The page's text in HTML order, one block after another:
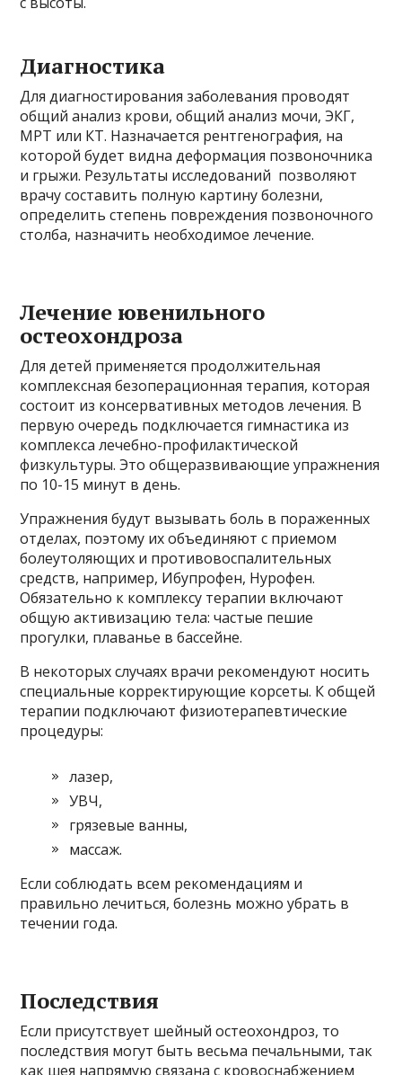
Диагностика
Для диагностирования заболевания проводят
общий анализ крови, общий анализ мочи, ЭКГ,
МРТ или КТ. Назначается рентгенография, на
которой будет видна деформация позвоночника
и грыжи. Результаты исследований позволяют
врачу составить полную картину болезни,
определить степень повреждения позвоночного
столба, назначить необходимое лечение.
Лечение ювенильного
остеохондроза
Для детей применяется продолжительная
комплексная безоперационная терапия, которая
состоит из консервативных методов лечения. В
первую очередь подключается гимнастика из
комплекса лечебно-профилактической
физкультуры. Это общеразвивающие упражнения
по 10-15 минут в день.
Упражнения будут вызывать боль в пораженных
отделах, поэтому их объединяют с приемом
болеутоляющих и противовоспалительных
средств, например, Ибупрофен, Нурофен.
Обязательно к комплексу терапии включают
общую активизацию тела: частые пешие
прогулки, плаванье в бассейне.
В некоторых случаях врачи рекомендуют носить
специальные корректирующие корсеты. К общей
терапии подключают физиотерапевтические
процедуры:
лазер,
УВЧ,
грязевые ванны,
массаж.
Если соблюдать всем рекомендациям и
правильно лечиться, болезнь можно убрать в
течении года.
Последствия
Если присутствует шейный остеохондроз, то
последствия могут быть весьма печальными, так
как шея напрямую связана с кровоснабжением